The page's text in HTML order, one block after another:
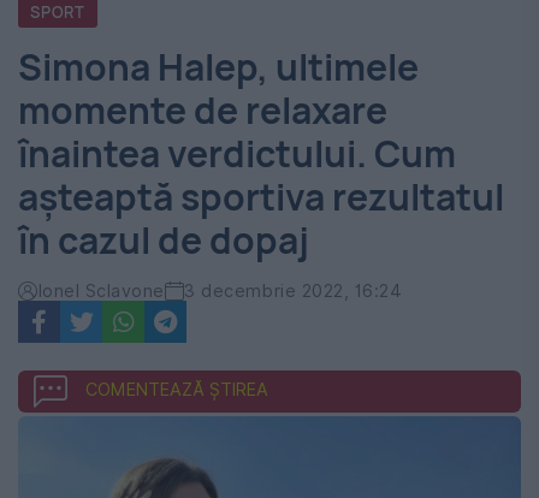
România
-
Evenimentul
Zilei
SPORT
Simona Halep, ultimele
momente de relaxare
înaintea verdictului. Cum
așteaptă sportiva rezultatul
în cazul de dopaj
Ionel Sclavone 3 decembrie 2022, 16:24
COMENTEAZĂ ȘTIREA